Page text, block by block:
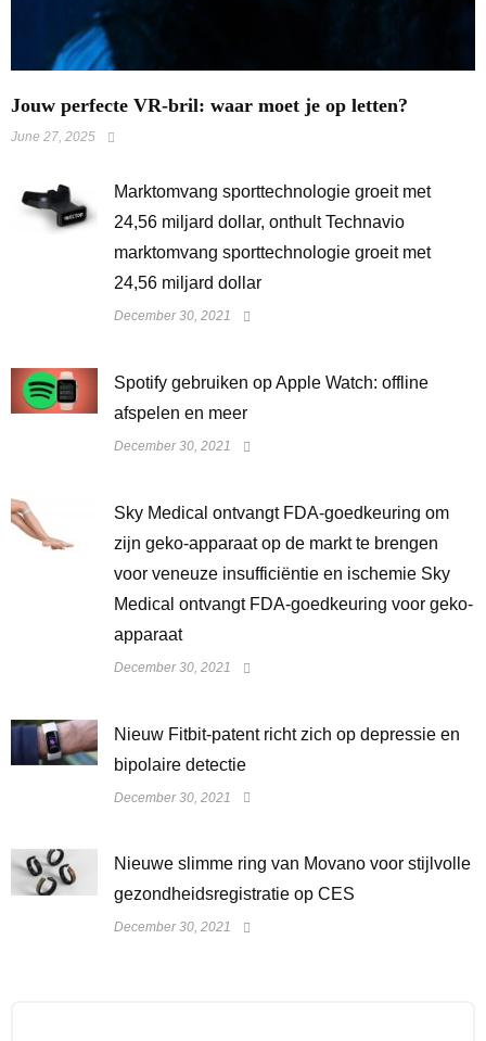
Jouw perfecte VR-bril: waar moet je op letten?
June 27, 2025
Marktomvang sporttechnologie groeit met
24,56 miljard dollar, onthult Technavio
marktomvang sporttechnologie groeit met
24,56 miljard dollar
December 30, 2021
Spotify gebruiken op Apple Watch: offline
afspelen en meer
December 30, 2021
Sky Medical ontvangt FDA-goedkeuring om
zijn geko-apparaat op de markt te brengen
voor veneuze insufficiëntie en ischemie Sky
Medical ontvangt FDA-goedkeuring voor geko-
apparaat
December 30, 2021
​Nieuw Fitbit-patent richt zich op depressie en
bipolaire detectie
December 30, 2021
Nieuwe slimme ring van Movano voor stijlvolle
gezondheidsregistratie op CES
December 30, 2021